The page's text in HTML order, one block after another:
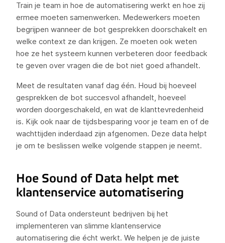
Train je team in hoe de automatisering werkt en hoe zij
ermee moeten samenwerken. Medewerkers moeten
begrijpen wanneer de bot gesprekken doorschakelt en
welke context ze dan krijgen. Ze moeten ook weten
hoe ze het systeem kunnen verbeteren door feedback
te geven over vragen die de bot niet goed afhandelt.
Meet de resultaten vanaf dag één. Houd bij hoeveel
gesprekken de bot succesvol afhandelt, hoeveel
worden doorgeschakeld, en wat de klanttevredenheid
is. Kijk ook naar de tijdsbesparing voor je team en of de
wachttijden inderdaad zijn afgenomen. Deze data helpt
je om te beslissen welke volgende stappen je neemt.
Hoe Sound of Data helpt met
klantenservice automatisering
Sound of Data ondersteunt bedrijven bij het
implementeren van slimme klantenservice
automatisering die écht werkt. We helpen je de juiste